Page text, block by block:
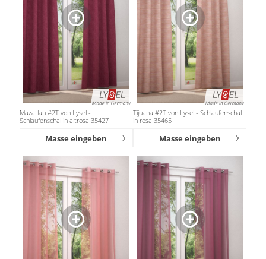
Mazatlan #2T von Lysel -
Schlaufenschal in altrosa 35427
Masse eingeben
Tijuana #2T von Lysel - Schlaufenschal
in rosa 35465
Masse eingeben